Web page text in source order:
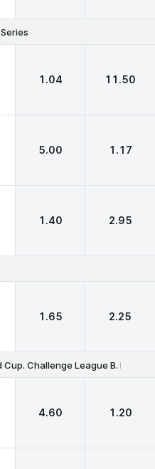
1.04 11.50
5.00 1.17
1.40 2.95
1.65 2.25
Cup. Challenge League B. Hong
4.60 1.20